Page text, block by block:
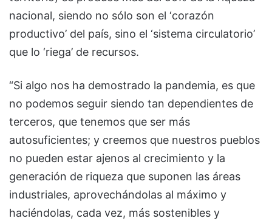
nacional, siendo no sólo son el ‘corazón
productivo’ del país, sino el ‘sistema circulatorio’
que lo ‘riega’ de recursos.
“Si algo nos ha demostrado la pandemia, es que
no podemos seguir siendo tan dependientes de
terceros, que tenemos que ser más
autosuficientes; y creemos que nuestros pueblos
no pueden estar ajenos al crecimiento y la
generación de riqueza que suponen las áreas
industriales, aprovechándolas al máximo y
haciéndolas, cada vez, más sostenibles y